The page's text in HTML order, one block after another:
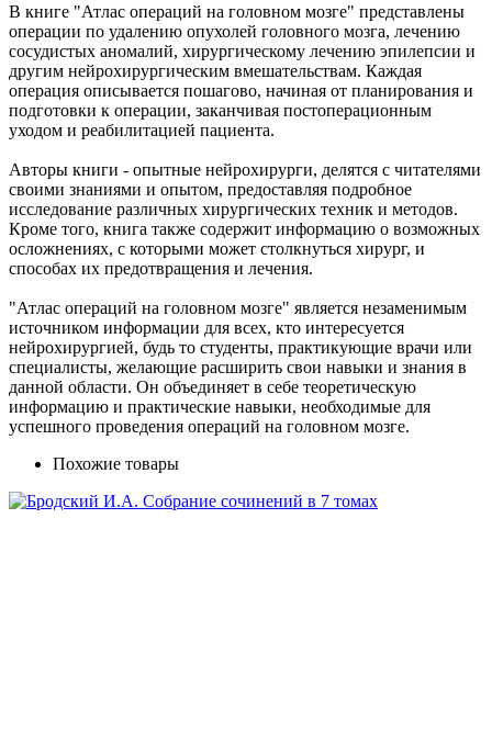
В книге "Атлас операций на головном мозге" представлены
операции по удалению опухолей головного мозга, лечению
сосудистых аномалий, хирургическому лечению эпилепсии и
другим нейрохирургическим вмешательствам. Каждая
операция описывается пошагово, начиная от планирования и
подготовки к операции, заканчивая постоперационным
уходом и реабилитацией пациента.
Авторы книги - опытные нейрохирурги, делятся с читателями
своими знаниями и опытом, предоставляя подробное
исследование различных хирургических техник и методов.
Кроме того, книга также содержит информацию о возможных
осложнениях, с которыми может столкнуться хирург, и
способах их предотвращения и лечения.
"Атлас операций на головном мозге" является незаменимым
источником информации для всех, кто интересуется
нейрохирургией, будь то студенты, практикующие врачи или
специалисты, желающие расширить свои навыки и знания в
данной области. Он объединяет в себе теоретическую
информацию и практические навыки, необходимые для
успешного проведения операций на головном мозге.
Похожие товары